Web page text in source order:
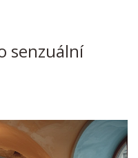
senzuální